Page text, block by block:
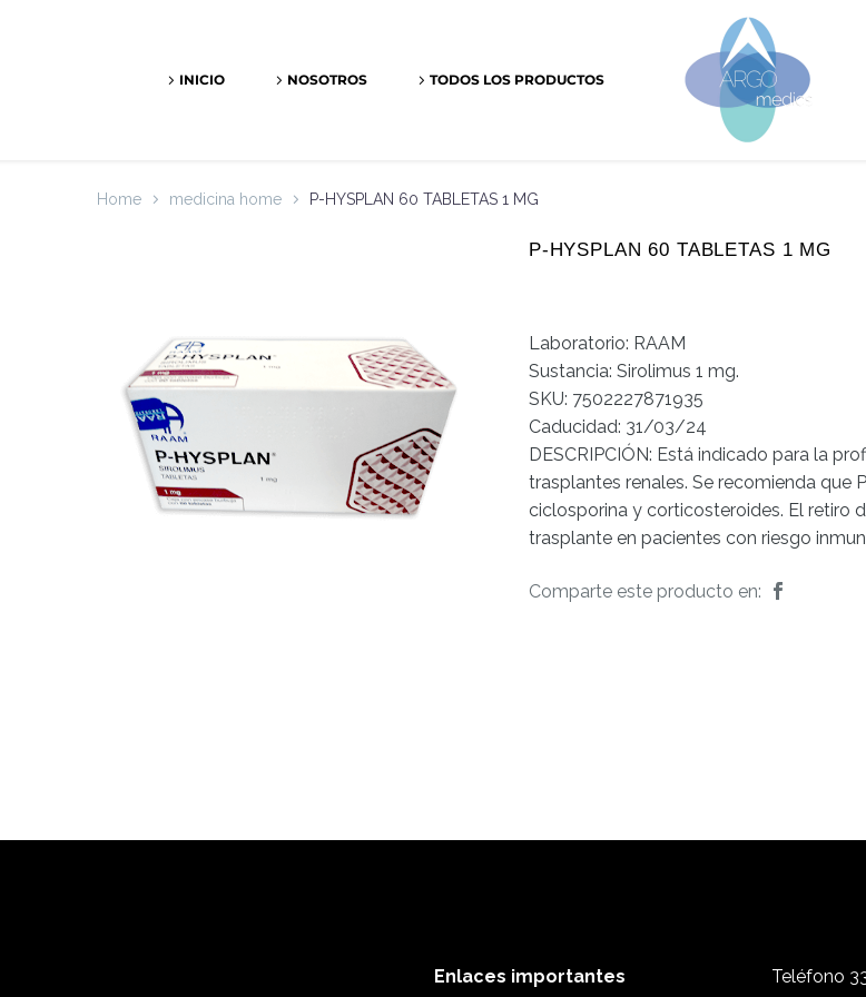
INICIO NOSOTROS TODOS LOS PRODUCTOS
Home medicina home P-HYSPLAN 60 TABLETAS 1 MG
P-HYSPLAN 60 TABLETAS 1 MG
Laboratorio: RAAM
Sustancia: Sirolimus 1 mg.
SKU: 7502227871935
Caducidad: 31/03/24
DESCRIPCIÓN: Está indicado para la
trasplantes renales. Se recomienda que
ciclosporina y corticosteroides. El retiro
trasplante en pacientes con riesgo
Comparte este producto en:
Enlaces importantes Teléfono